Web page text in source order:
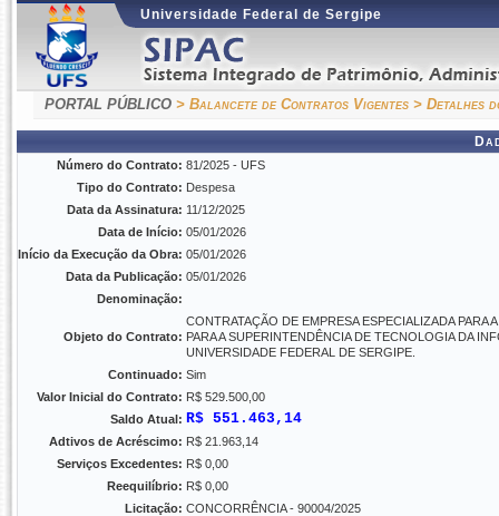
Universidade Federal de Sergipe
PORTAL PÚBLICO > Balancete de Contratos Vigentes > Detalhes
Número do Contrato: 81/2025 - UFS
Tipo do Contrato: Despesa
Data da Assinatura: 11/12/2025
Data de Início: 05/01/2026
Início da Execução da Obra: 05/01/2026
Data da Publicação: 05/01/2026
Denominação:
Objeto do Contrato:
CONTRATAÇÃO DE EMPRESA ESPECIALIZADA
PARA A SUPERINTENDÊNCIA DE TECNOLOGIA DA
UNIVERSIDADE FEDERAL DE SERGIPE.
Continuado: Sim
Valor Inicial do Contrato: R$ 529.500,00
Saldo Atual: R$ 551.463,14
Adtivos de Acréscimo: R$ 21.963,14
Serviços Excedentes: R$ 0,00
Reequilíbrio: R$ 0,00
Licitação: CONCORRÊNCIA - 90004/2025